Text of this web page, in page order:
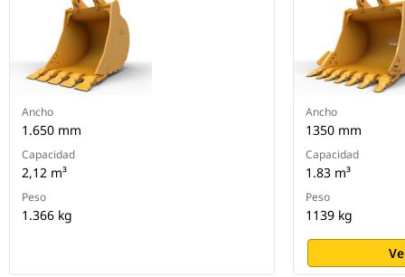
Ancho
1.650 mm
Capacidad
2,12 m³
Peso
1.366 kg
Ancho
1350 mm
Capacidad
1.83 m³
Peso
1139 kg